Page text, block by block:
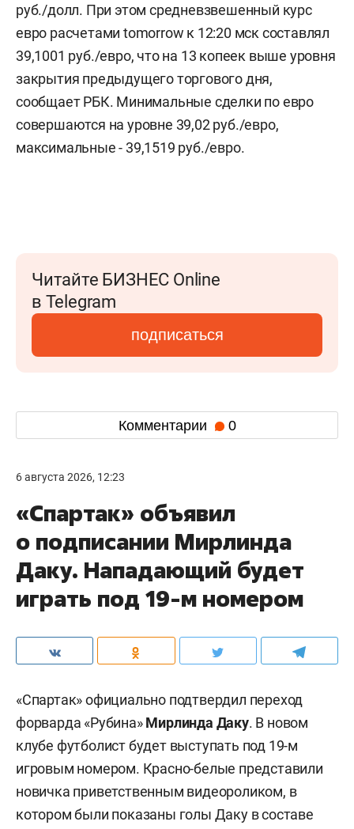
руб./долл. При этом средневзвешенный курс
евро расчетами tomorrow к 12:20 мск составлял
39,1001 руб./евро, что на 13 копеек выше уровня
закрытия предыдущего торгового дня,
сообщает РБК. Минимальные сделки по евро
совершаются на уровне 39,02 руб./евро,
максимальные - 39,1519 руб./евро.
Читайте БИЗНЕС Online
в Telegram
подписаться
Комментарии 0
6 августа 2026, 12:23
«Спартак» объявил
о подписании Мирлинда
Даку. Нападающий будет
играть под 19-м номером
«Спартак» официально подтвердил переход
форварда «Рубина»Мирлинда Даку. В новом
клубе футболист будет выступать под 19-м
игровым номером. Красно-белые представили
новичка приветственным видеороликом, в
котором были показаны голы Даку в составе